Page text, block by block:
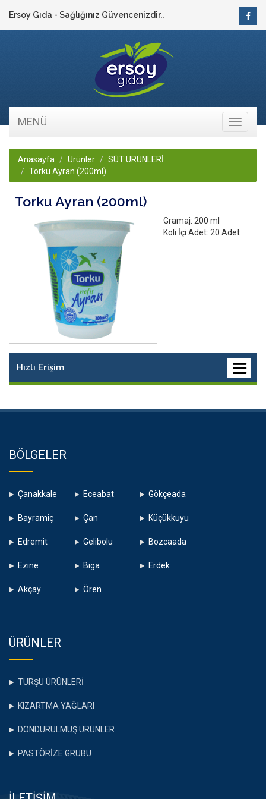
Ersoy Gıda - Sağlığınız Güvencenizdir..
Toggle
MENÜ
Anasayfa Ürünler
SÜT ÜRÜNLERİ
Torku Ayran (200ml)
Torku Ayran (200ml)
Gramaj: 200 ml
Koli İçi Adet: 20 Adet
Hızlı Erişim
BÖLGELER
Çanakkale Eceabat Gökçeada
Bayramiç Çan Küçükkuyu
Edremit Gelibolu Bozcaada
Ezine Biga Erdek
Akçay Ören
ÜRÜNLER
TURŞU ÜRÜNLERİ
KIZARTMA YAĞLARI
DONDURULMUŞ ÜRÜNLER
PASTÖRİZE GRUBU